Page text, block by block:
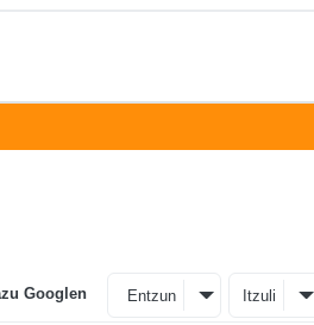
Googlen Entzun Itzuli